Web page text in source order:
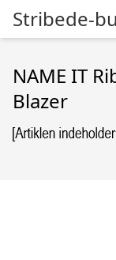
Stribede-
NAME IT
Blazer